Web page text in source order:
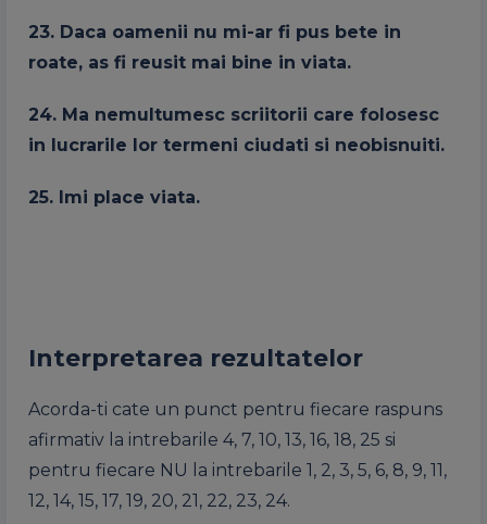
23. Daca oamenii nu mi-ar fi pus bete in
roate, as fi reusit mai bine in viata.
24. Ma nemultumesc scriitorii care folosesc
in lucrarile lor termeni ciudati si neobisnuiti.
25. Imi place viata.
Interpretarea rezultatelor
Acorda-ti cate un punct pentru fiecare raspuns
afirmativ la intrebarile 4, 7, 10, 13, 16, 18, 25 si
pentru fiecare NU la intrebarile 1, 2, 3, 5, 6, 8, 9, 11,
12, 14, 15, 17, 19, 20, 21, 22, 23, 24.